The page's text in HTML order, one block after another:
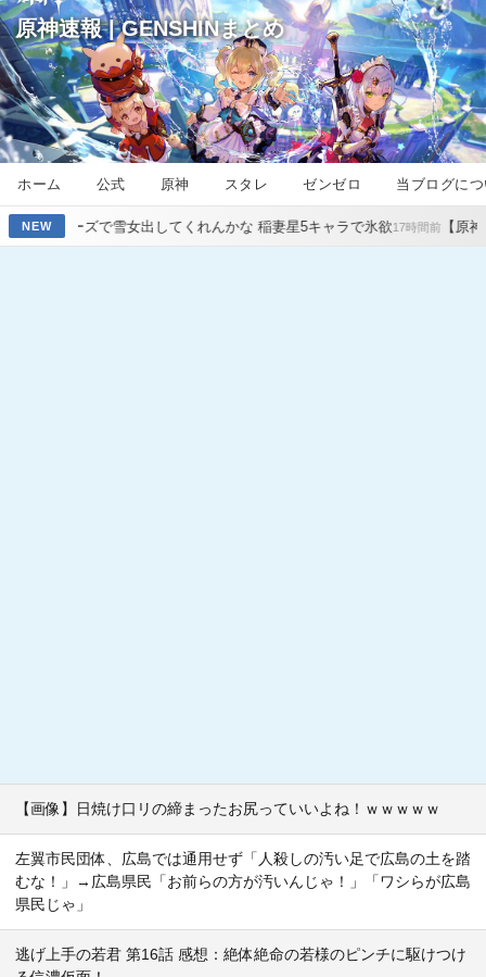
原神速報 | GENSHINまとめ
ホーム 公式 原神 スタレ ゼンゼロ 当ブログに
NEW
してくれんかな 稲妻星5キャラで氷欲17時間前【原神】サンド八重七七オ
【画像】日焼け口リの締まったお尻っていいよね！ｗｗｗｗｗ
左翼市民団体、広島では通用せず「人殺しの汚い足で広島の土を踏
むな！」→広島県民「お前らの方が汚いんじゃ！」「ワシらが広島
県民じゃ」
逃げ上手の若君 第16話 感想：絶体絶命の若様のピンチに駆けつけ